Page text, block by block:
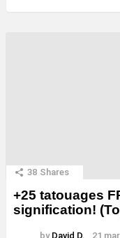
38 Shares
+25 tatouages
signification!
by David D. 21